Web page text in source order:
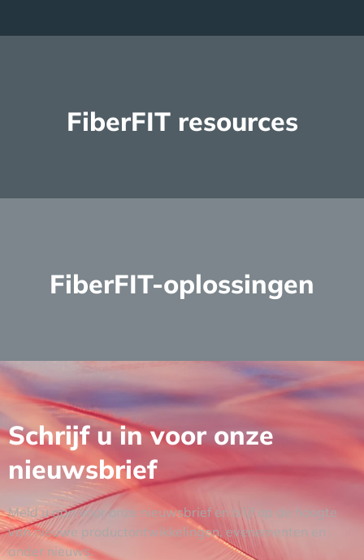
FiberFIT resources
Meer lezen
FiberFIT-oplossingen
Meer lezen
Schrijf u in voor onze
nieuwsbrief
Meld u aan voor onze nieuwsbrief en blijf op de hoogte
van nieuwe productontwikkelingen, evenementen en
ander nieuws.